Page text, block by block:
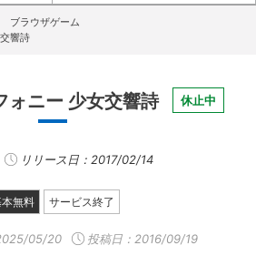
ブラウザゲーム
響詩
ォニー 少女交響詩 休止中
リリース日：2017/02/14
無料 サービス終了
05/20 投稿日：2016/09/19